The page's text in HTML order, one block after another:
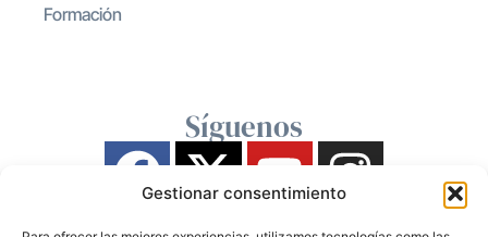
Gestionar consentimiento
Formación
Síguenos